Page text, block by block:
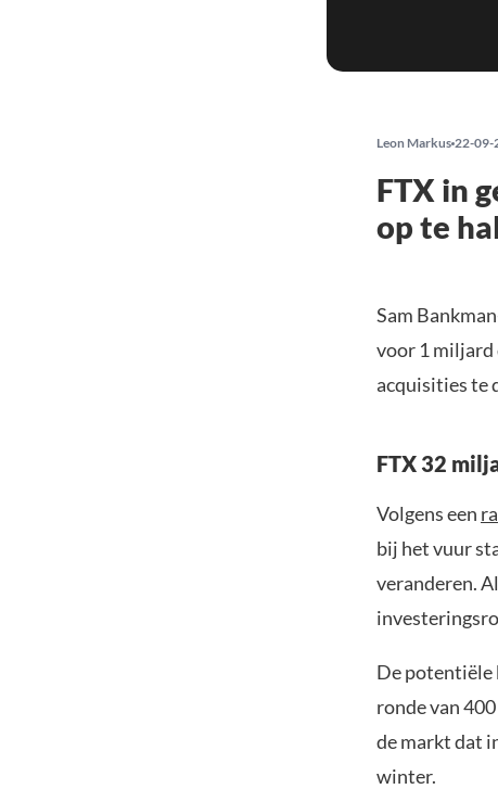
Leon Markus 22-09-
FTX in
op te
Sam
voor 1 miljard
acquisities te
FTX 32
Volgens een
bij het vuur
veranderen.
De potentiële
ronde van
de markt dat
winter.